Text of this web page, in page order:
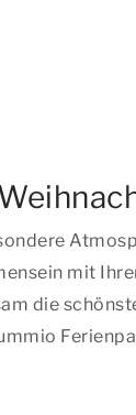
mit
die